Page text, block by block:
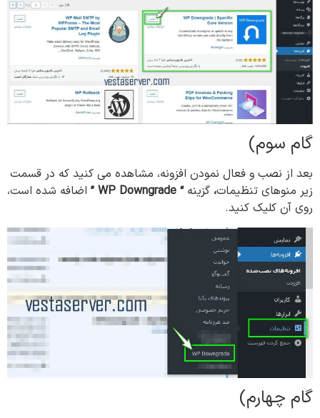
گام سوم)
بعد از نصب و فعال نمودن افزونه، مشاهده می کنید که در قسمت
زیر منوهای تنظیمات، گزینه “
WP Downgrade ”
اضافه شده است،
روی آن کلیک کنيد.
گام چهارم)